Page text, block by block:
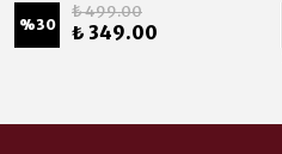
%30
₺ 499.00
₺ 349.00